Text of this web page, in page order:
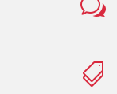
w
